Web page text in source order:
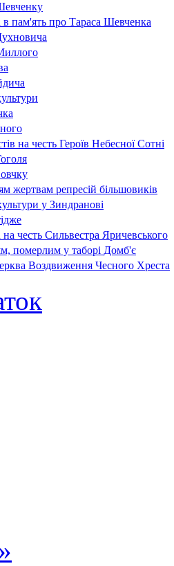
пам'ять про Тараса Шевченка
на честь Героїв Небесної Сотні
жертвам репресій більшовиків
у Зиндранові
честь Сильвестра Яричевського
померлим у таборі Домб'є
Воздвиження Чесного Хреста